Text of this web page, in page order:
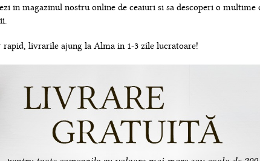
in magazinul nostru online de ceaiuri si sa descoperi o
livrarile ajung la Alma in 1-3 zile lucratoare!